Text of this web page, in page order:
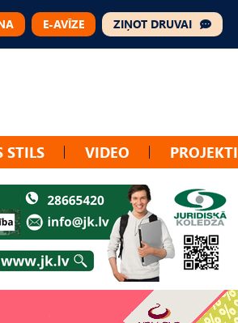
E-AVĪZE ZIŅOT DRUVAI
STILS VIDEO PROJEKTI